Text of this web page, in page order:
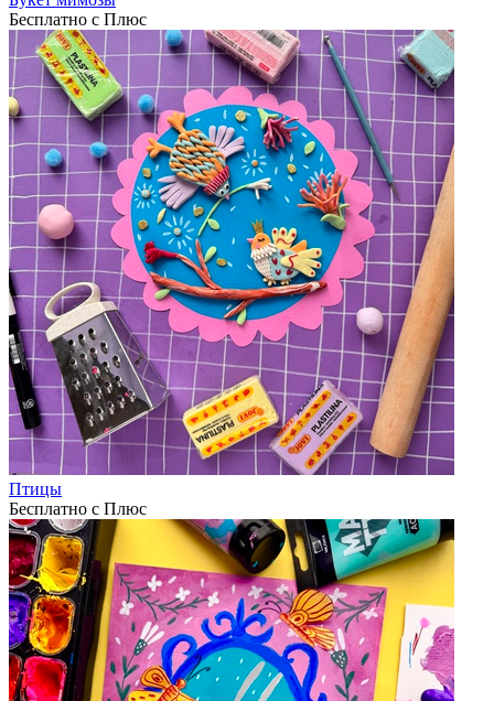
Бесплатно с Плюс
Птицы
Бесплатно с Плюс